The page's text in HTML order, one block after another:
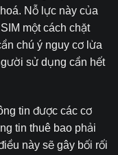
Nỗ lực này của
một cách chặt
chú ý nguy cơ lừa
sử dụng cần hết
tin được các cơ
tin thuê bao phải
này sẽ gây bối rối